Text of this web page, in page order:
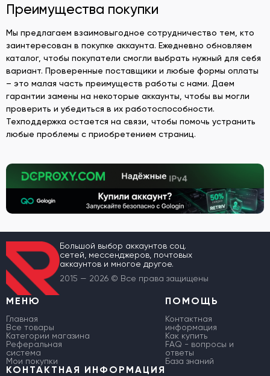
Преимущества покупки
Мы предлагаем взаимовыгодное сотрудничество тем, кто
заинтересован в покупке аккаунта. Ежедневно обновляем
каталог, чтобы покупатели смогли выбрать нужный для себя
вариант. Проверенные поставщики и любые формы оплаты
– это малая часть преимуществ работы с нами. Даем
гарантии замены на некоторые аккаунты, чтобы вы могли
проверить и убедиться в их работоспособности.
Техподдержка остается на связи, чтобы помочь устранить
любые проблемы с приобретением страниц.
Большой выбор аккаунтов соц.
сетей, мессенджеров, почтовых
аккаунтов и многое другое.
2015 — 2026 © Все права защищены
МЕНЮ
Главная
Все товары
Категории магазина
Реферальная
система
Мои покупки
ПОМОЩЬ
Контактная
информация
Как купить
FAQ - вопросы и
ответы
База знаний
КОНТАКТНАЯ ИНФОРМАЦИЯ